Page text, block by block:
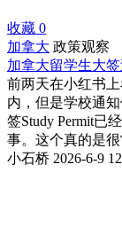
收藏 0
加拿大 政策观察
加拿大留学生大
前两天在小红书
内，但是学校通
签Study Permit已
事。这个真的是
小石桥 2026-6-9